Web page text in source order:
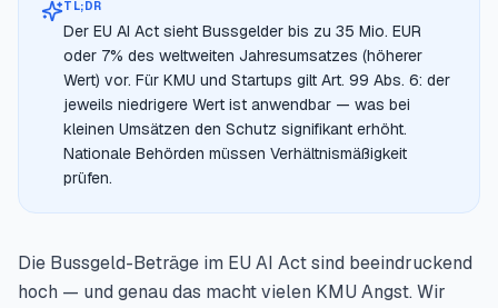
TL;DR
Der EU AI Act sieht Bussgelder bis zu 35 Mio. EUR
oder 7% des weltweiten Jahresumsatzes (höherer
Wert) vor. Für KMU und Startups gilt Art. 99 Abs. 6: der
jeweils niedrigere Wert ist anwendbar — was bei
kleinen Umsätzen den Schutz signifikant erhöht.
Nationale Behörden müssen Verhältnismäßigkeit
prüfen.
Die Bussgeld-Beträge im EU AI Act sind beeindruckend
hoch — und genau das macht vielen KMU Angst. Wir